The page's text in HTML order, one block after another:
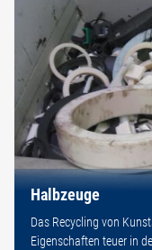
Halbzeuge
Das Recycling von
Eigenschaften teuer in